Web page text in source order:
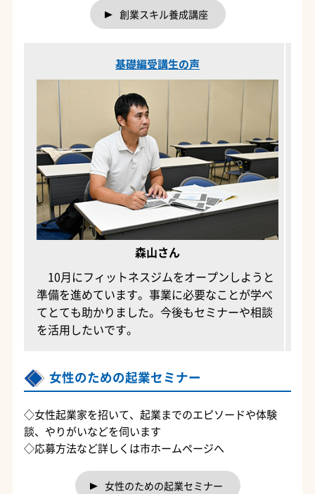
創業スキル養成講座
基礎編受講生の声
森山さん
10月にフィットネスジムをオープンしようと
準備を進めています。事業に必要なことが学べ
てとても助かりました。今後もセミナーや相談
を活用したいです。
女性のための起業セミナー
◇女性起業家を招いて、起業までのエピソードや体験
談、やりがいなどを伺います
◇応募方法など詳しくは市ホームページへ
女性のための起業セミナー